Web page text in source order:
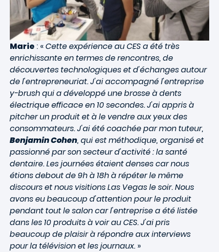
Marie : «Cette expérience au CES a été très
enrichissante en termes de rencontres, de
découvertes technologiques et d'échanges autour
de l'entrepreneuriat. J'ai accompagné l'entreprise
y-brush qui a développé une brosse à dents
électrique efficace en 10 secondes. J'ai appris à
pitcher un produit et à le vendre aux yeux des
consommateurs. J'ai été coachée par mon tuteur,
Benjamin Cohen, qui est méthodique, organisé et
passionné par son secteur d'activité : la santé
dentaire. Les journées étaient denses car nous
étions debout de 9h à 18h à répéter le même
discours et nous visitions Las Vegas le soir. Nous
avons eu beaucoup d'attention pour le produit
pendant tout le salon car l'entreprise a été listée
dans les 10 produits à voir au CES. J'ai pris
beaucoup de plaisir à répondre aux interviews
pour la télévision et les journaux. »